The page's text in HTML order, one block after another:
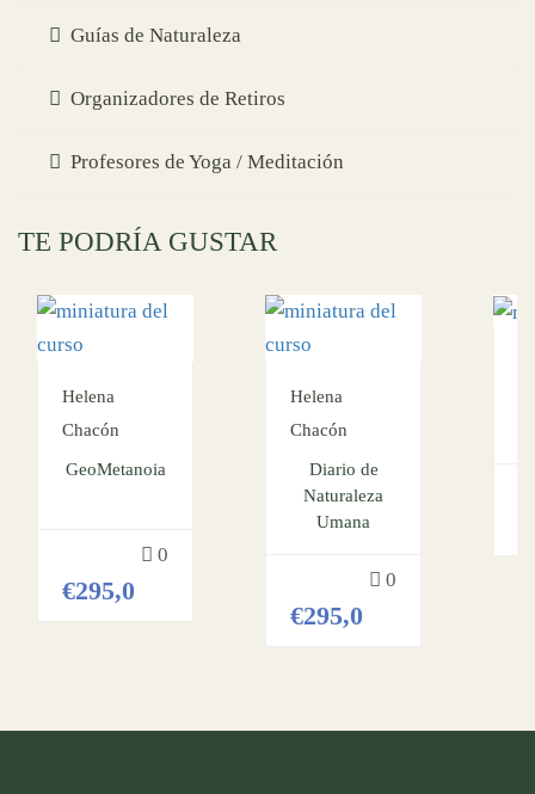
Guías de Naturaleza
Organizadores de Retiros
Profesores de Yoga / Meditación
TE PODRÍA GUSTAR
Helena
Chacón
GeoMetanoia
0
€295,0
Helena
Chacón
Diario de
Naturaleza
Umana
0
€295,0